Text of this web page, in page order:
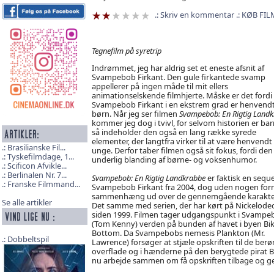
Brasilianske Fil...
Tyskefilmdage, 1...
Scificon Afvikle...
Berlinalen Nr. 7...
Franske Filmmand...
Se alle artikler
Dobbeltspil
Skriv en kommentar
KØB
Tegnefilm på syretrip
Indrømmet, jeg har aldrig set et eneste afsnit af
Svampebob Firkant. Den gule firkantede svamp
appellerer på ingen måde til mit ellers
animationselskende filmhjerte. Måske er det fordi
Svampebob Firkant i en ekstrem grad er
børn. Når jeg ser filmen Svampebob: En Rigtig
kommer jeg dog i tvivl, for selvom historien er
så indeholder den også en lang række syrede
elementer, der langtfra virker til at være henvendt
unge. Derfor taber filmen også sit fokus, fordi den
underlig blanding af børne- og voksenhumor.
Svampebob: En Rigtig Landkrabbeer faktisk en
Svampebob Firkant fra 2004, dog uden nogen
sammenhæng ud over de gennemgående
Det samme med serien, der har kørt på
siden 1999. Filmen tager udgangspunkt i
(Tom Kenny) verden på bunden af havet i byen
Bottom. Da Svampebobs nemesis Plankton (Mr.
Lawrence) forsøger at stjæle opskriften til de
overflade og i hænderne på den berygtede pirat
nu arbejde sammen om få opskriften tilbage og